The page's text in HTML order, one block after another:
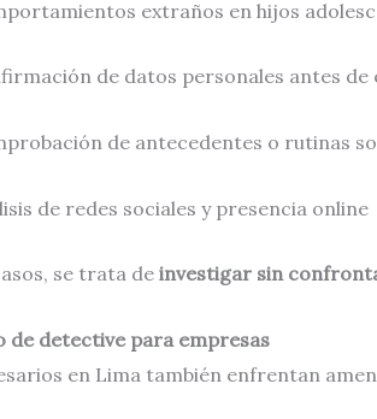
extraños en hijos
de datos personales antes
de antecedentes o rutinas
de redes sociales y presencia online
se trata de investigar sin
de detective para empresas
en Lima también enfrentan